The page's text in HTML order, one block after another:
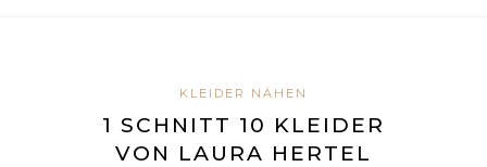
KLEIDER NÄHEN
1 SCHNITT 10 KLEIDER
VON LAURA HERTEL